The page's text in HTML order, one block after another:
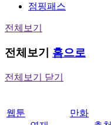
점핑패스
전체보기
전체보기 홈으로
전체보기 닫기
웹툰
만화